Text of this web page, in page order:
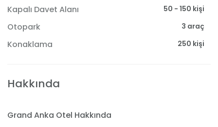
Kapalı Davet Alanı 50 - 150 kişi
Otopark 3 araç
Konaklama 250 kişi
Hakkında
Grand Anka Otel Hakkında